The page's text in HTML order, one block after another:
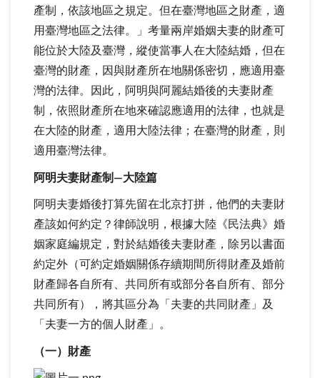
產制，依該地區之規定。但在臺灣地區之財產，適
用臺灣地區之法律。」考量兩岸婚姻夫妻的財產可
能位於大陸及臺灣，縱使當事人在大陸結婚，但在
臺灣的財產，因與財產所在地關係密切，應適用臺
灣的法律。因此，阿明與阿麗結婚後的夫妻財產
制，依照財產所在地來確認應適用的法律，也就是
在大陸的財產，適用大陸法律；在臺灣的財產，則
適用臺灣法律。
阿明夫妻財產制—大陸篇
阿明夫妻婚後打算先留在北京打拼，他們的夫妻財
產該如何約定？律師說明，根據大陸《民法典》婚
姻家庭編規定，對於結婚後夫妻財產，除另以書面
約定外（可約定婚姻關係存續期間所得財產及婚前
財產歸各自所有、共同所有或部分各自所有、部分
共同所有），將其區分為「夫妻的共同財產」及
「夫妻一方的個人財產」。
（一）財產